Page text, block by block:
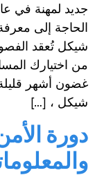
جديد لمهنة في
شيكل تُعقد
من اختيارك
شيكل ، […]
دورة